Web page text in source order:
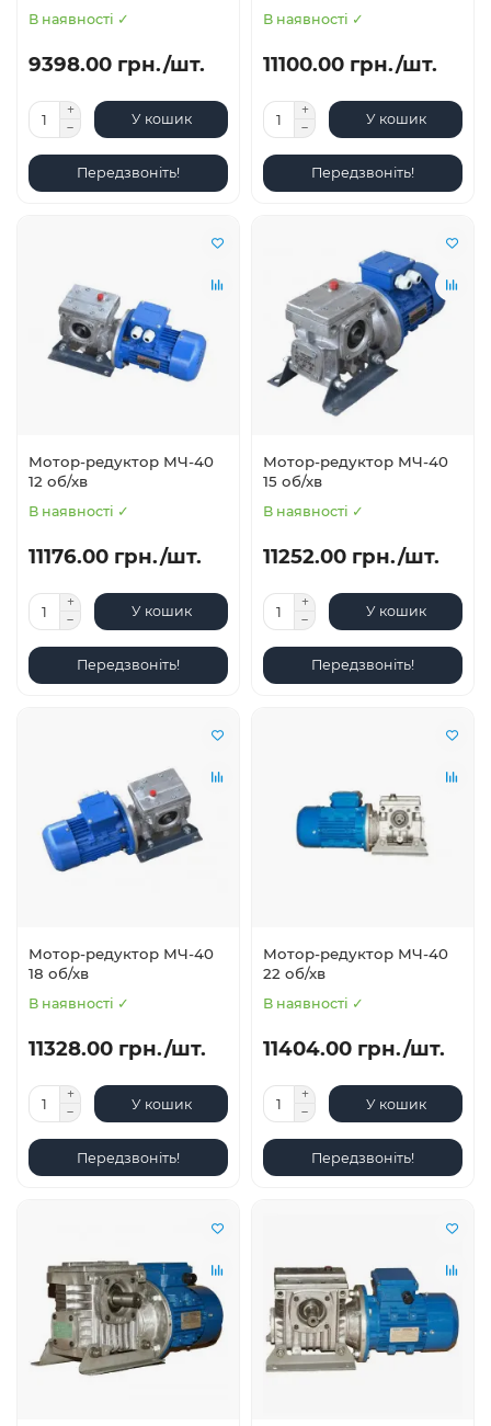
В наявності ✓
9398.00 грн./шт.
У кошик
Передзвоніть!
В наявності ✓
11100.00 грн./шт.
У кошик
Передзвоніть!
Мотор-редуктор МЧ-40
12 об/хв
В наявності ✓
11176.00 грн./шт.
У кошик
Передзвоніть!
Мотор-редуктор МЧ-40
15 об/хв
В наявності ✓
11252.00 грн./шт.
У кошик
Передзвоніть!
Мотор-редуктор МЧ-40
18 об/хв
В наявності ✓
11328.00 грн./шт.
У кошик
Передзвоніть!
Мотор-редуктор МЧ-40
22 об/хв
В наявності ✓
11404.00 грн./шт.
У кошик
Передзвоніть!